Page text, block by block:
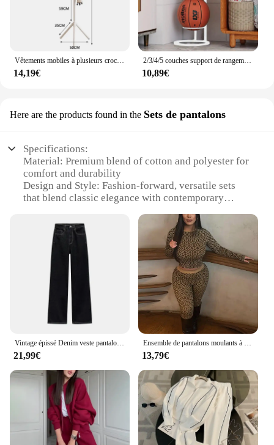
14,19€
2/3/4/5 couches support de rangement de basket-ball intérieur enfants balles placées support Football volley-ball support de basket-ball balles support en métal
10,89€
Here are the products found in the Sets de pantalons
Specifications:
Material: Premium blend of cotton and polyester for
comfort and durability
Design and Style: Fashion-forward, versatile sets
that blend classic elegance with contemporary
Usage and Purpose: Ideal for both casual and semi-
formal occasions, perfect for stylish everyday wear
Typical Adaptive Scenario: Suitable for various
environments, from office settings to social
gatherings
Shape or Size or Weight or Quantity: Available in a
range of sizes to cater to diverse body types
Performance and Property: Designed for ease of
movement and comfort throughout the day
Features:
**Effortless Elegance and Versatility**
Step into the world of effortless elegance with our
2025 sets de pantalons, crafted to cater to the
modern woman's diverse lifestyle. These sets are not
just clothes; they are a statement of style and
sophistication. The premium blend of cotton and
polyester ensures that each piece is soft to the touch
and durable enough to withstand the rigors of daily
21,99€ 13,79€